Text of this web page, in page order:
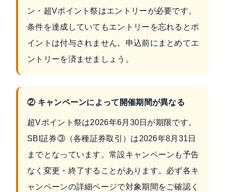
ン・超Vポイント祭はエントリーが必要です。
条件を達成していてもエントリーを忘れるとポ
イントは付与されません。申込前にまとめてエ
ントリーを済ませましょう。
② キャンペーンによって開催期間が異なる
超Vポイント祭は2026年6月30日が期限です。
SBI証券③（各種証券取引）は2026年8月31日
までとなっています。常設キャンペーンも予告
なく変更・終了することがあります。必ず各キ
ャンペーンの詳細ページで対象期間をご確認く